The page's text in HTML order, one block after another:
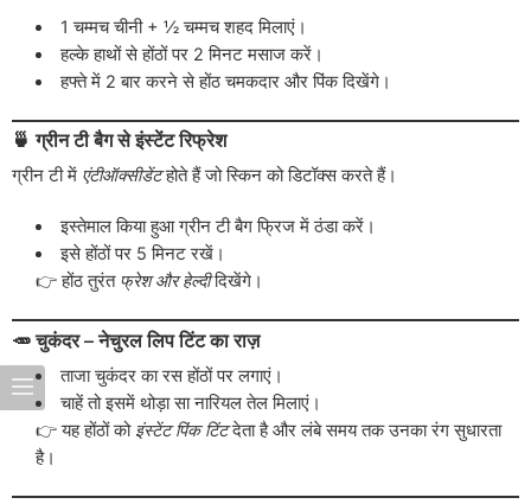
1 चम्मच चीनी + ½ चम्मच शहद मिलाएं।
हल्के हाथों से होंठों पर 2 मिनट मसाज करें।
हफ्ते में 2 बार करने से होंठ चमकदार और पिंक दिखेंगे।
🍵 ग्रीन टी बैग से इंस्टेंट रिफ्रेश
ग्रीन टी में एंटीऑक्सीडेंटहोते हैं जो स्किन को डिटॉक्स करते हैं।
इस्तेमाल किया हुआ ग्रीन टी बैग फ्रिज में ठंडा करें।
इसे होंठों पर 5 मिनट रखें।
👉 होंठ तुरंत फ्रेश और हेल्दीदिखेंगे।
🥕 चुकंदर – नेचुरल लिप टिंट का राज़
ताजा चुकंदर का रस होंठों पर लगाएं।
चाहें तो इसमें थोड़ा सा नारियल तेल मिलाएं।
👉 यह होंठों को इंस्टेंट पिंक टिंटदेता है और लंबे समय तक उनका रंग सुधारता
है।